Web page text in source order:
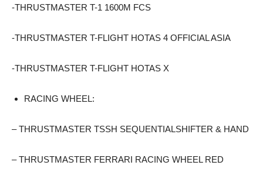
-THRUSTMASTER T-1 1600M FCS
-THRUSTMASTER T-FLIGHT HOTAS 4 OFFICIAL ASIA
-THRUSTMASTER T-FLIGHT HOTAS X
RACING WHEEL:
– THRUSTMASTER TSSH SEQUENTIALSHIFTER & HAND
– THRUSTMASTER FERRARI RACING WHEEL RED